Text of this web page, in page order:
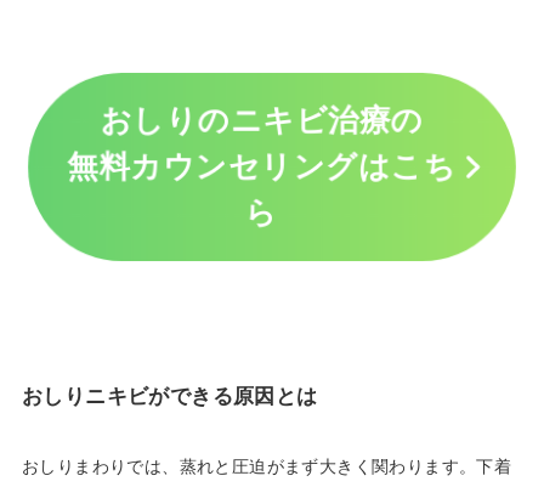
おしりのニキビ治療の
無料カウンセリングはこち
ら
おしりニキビができる原因とは
おしりまわりでは、蒸れと圧迫がまず大きく関わります。下着